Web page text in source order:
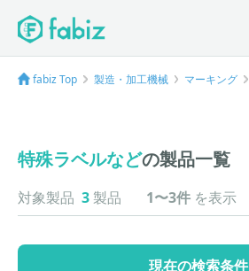
fabiz Top 製造・加工機械 マーキング
特殊ラベルなどの製品一覧
対象製品 3 製品 1〜3件 を表示
現在の検索条件